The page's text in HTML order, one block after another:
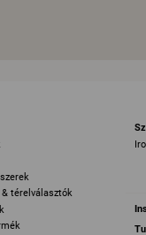
& térelválasztók